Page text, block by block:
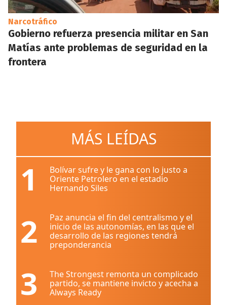
Narcotráfico
Gobierno refuerza presencia militar en San
Matías ante problemas de seguridad en la
frontera
MÁS LEÍDAS
1
Bolívar sufre y le gana con lo justo a
Oriente Petrolero en el estadio
Hernando Siles
2
Paz anuncia el fin del centralismo y el
inicio de las autonomías, en las que el
desarrollo de las regiones tendrá
preponderancia
3
The Strongest remonta un complicado
partido, se mantiene invicto y acecha a
Always Ready